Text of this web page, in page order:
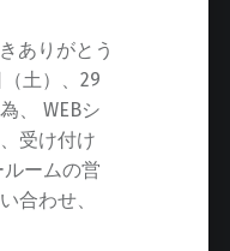
ありがとう
土）、29
、 WEBシ
受け付け
ームの営
合わせ、